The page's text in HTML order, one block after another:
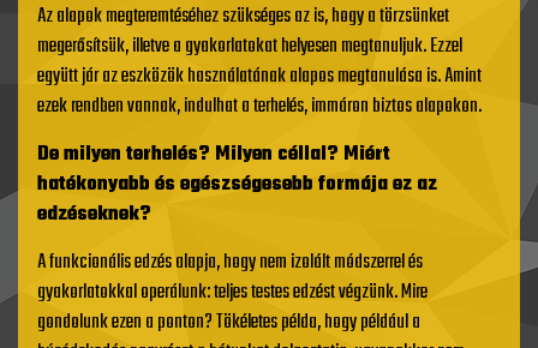
Az alapok megteremtéséhez szükséges az is, hogy a törzsünket
megerősítsük, illetve a gyakorlatokat helyesen megtanuljuk. Ezzel
együtt jár az eszközök használatának alapos megtanulása is. Amint
ezek rendben vannak, indulhat a terhelés, immáron biztos alapokon.
De milyen terhelés? Milyen céllal? Miért
hatékonyabb és egészségesebb formája ez az
edzéseknek?
A funkcionális edzés alapja, hogy nem izolált módszerrel és
gyakorlatokkal operálunk: teljes testes edzést végzünk. Mire
gondolunk ezen a ponton? Tökéletes példa, hogy például a